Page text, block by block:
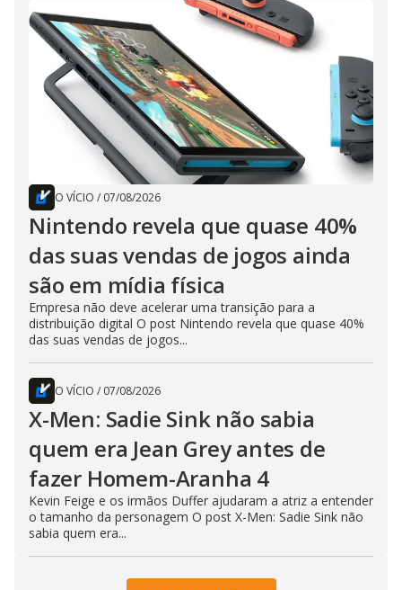
O VÍCIO / 07/08/2026
Nintendo revela que quase 40%
das suas vendas de jogos ainda
são em mídia física
Empresa não deve acelerar uma transição para a
distribuição digital O post Nintendo revela que quase 40%
das suas vendas de jogos...
O VÍCIO / 07/08/2026
X-Men: Sadie Sink não sabia
quem era Jean Grey antes de
fazer Homem-Aranha 4
Kevin Feige e os irmãos Duffer ajudaram a atriz a entender
o tamanho da personagem O post X-Men: Sadie Sink não
sabia quem era...